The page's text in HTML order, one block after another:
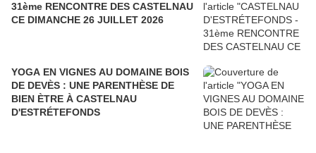
31ème RENCONTRE DES CASTELNAU
CE DIMANCHE 26 JUILLET 2026
YOGA EN VIGNES AU DOMAINE BOIS
DE DEVÈS : UNE PARENTHÈSE DE
BIEN ÈTRE À CASTELNAU
D'ESTRÉTEFONDS